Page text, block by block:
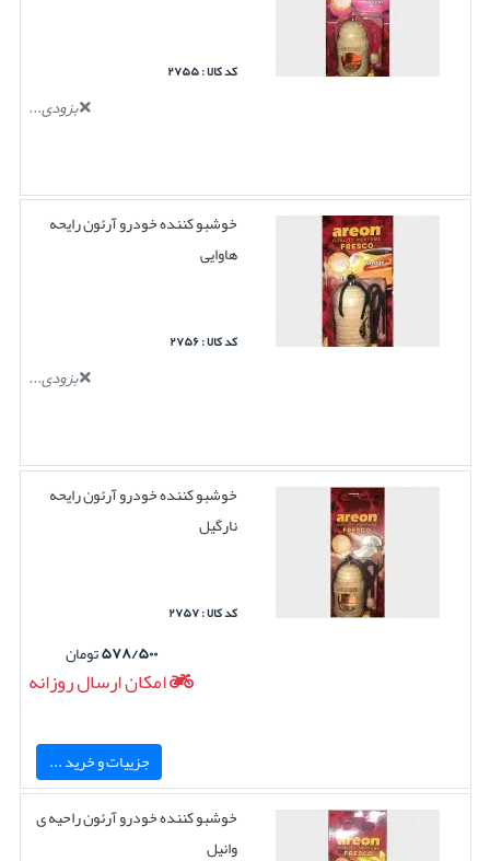
کد کالا : ۲۷۵۵
بزودی...
خوشبو کننده خودرو آرئون رایحه
هاوایی
کد کالا : ۲۷۵۶
بزودی...
خوشبو کننده خودرو آرئون رایحه
نارگیل
کد کالا : ۲۷۵۷
۵۷۸/۵۰۰تومان
امکان ارسال روزانه
جزییات و خرید ...
خوشبو کننده خودرو آرئون راحیه ی
وانیل